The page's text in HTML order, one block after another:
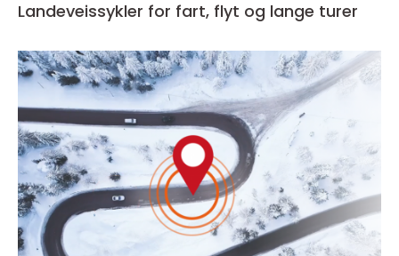
Landeveissykler for fart, flyt og lange turer